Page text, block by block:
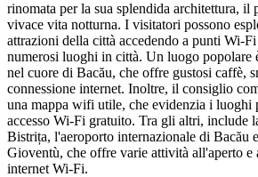
rinomata per la sua splendida architettura, il
vivace vita notturna. I visitatori possono
attrazioni della città accedendo a punti Wi-
numerosi luoghi in città. Un luogo popolare
nel cuore di Bacău, che offre gustosi caffè,
connessione internet. Inoltre, il consiglio
una mappa wifi utile, che evidenzia i luoghi
accesso Wi-Fi gratuito. Tra gli altri, include
Bistrița, l'aeroporto internazionale di Bacău
Gioventù, che offre varie attività all'aperto e
internet Wi-Fi.